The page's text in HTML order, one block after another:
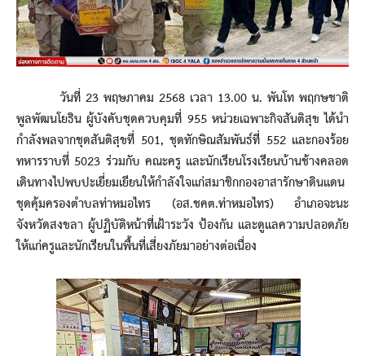
วันที่ 23 พฤษภาคม 2568 เวลา 13.00 น. พันโท พฤกษชาติ
พูลพัฒนโยธิน ผู้บังคับชุดควบคุมที่ 955 หน่วยเฉพาะกิจสันติสุข ได้นำ
กำลังพลจากชุดสันติสุขที่ 501, ชุดทักษิณสัมพันธ์ที่ 552 และกองร้อย
ทหารราบที่ 5023 ร่วมกับ คณะครู และนักเรียนโรงเรียนบ้านช้างคลอด
เดินทางไปพบปะเยี่ยมเยียนให้กำลังใจแก่สมาชิกกองอาสารักษาดินแดน
ชุดคุ้มครองตำบลท่าหมอไทร (อส.ชคต.ท่าหมอไทร) อำเภอจะนะ
จังหวัดสงขลา ผู้ปฏิบัติหน้าที่เฝ้าระวัง ป้องกัน และดูแลความปลอดภัย
ให้แก่ครูและนักเรียนในพื้นที่เสี่ยงภัยมาอย่างต่อเนื่อง